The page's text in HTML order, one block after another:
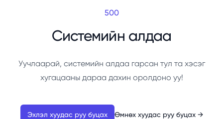
500
Системийн алдаа
Уучлаарай, системийн алдаа гарсан тул та хэсэг
хугацааны дараа дахин оролдоно уу!
Эхлэл хуудас руу буцах Өмнөх хуудас руу буцах →